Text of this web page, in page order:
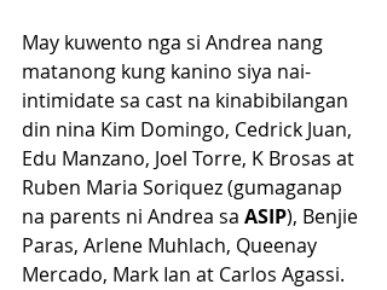
May kuwento nga si Andrea nang
matanong kung kanino siya nai-
intimidate sa cast na kinabibilangan
din nina Kim Domingo, Cedrick Juan,
Edu Manzano, Joel Torre, K Brosas at
Ruben Maria Soriquez (gumaganap
na parents ni Andrea sa ASIP), Benjie
Paras, Arlene Muhlach, Queenay
Mercado, Mark Ian at Carlos Agassi.